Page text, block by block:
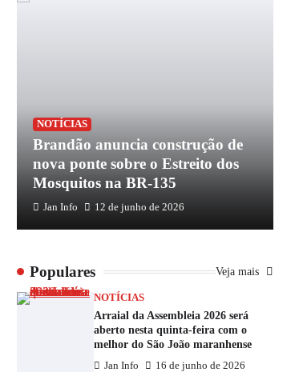
NOTÍCIAS
Brandão anuncia construção de
nova ponte sobre o Estreito dos
Mosquitos na BR-135
Jan Info 12 de junho de 2026
Populares Veja mais
NOTÍCIAS
Arraial da Assembleia 2026 será
aberto nesta quinta-feira com o
melhor do São João maranhense
Jan Info 16 de junho de 2026